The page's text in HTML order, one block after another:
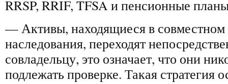
RRSP, RRIF, TFSA и пенсионные
— Активы, находящиеся в совместном
наследования, переходят
совладельцу, это означает, что они
подлежать проверке. Такая стратегия